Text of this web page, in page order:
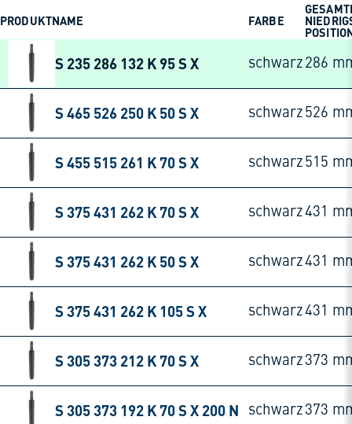
PRODUKTNAME FARBE
S 235 286 132 K 95 S X schwarz 286
S 465 526 250 K 50 S X schwarz 526
S 455 515 261 K 70 S X schwarz 515
S 375 431 262 K 70 S X schwarz431
S 375 431 262 K 50 S X schwarz431
S 375 431 262 K 105 S X schwarz431
S 305 373 212 K 70 S X schwarz373
S 305 373 192 K 70 S X 200 N schwarz373